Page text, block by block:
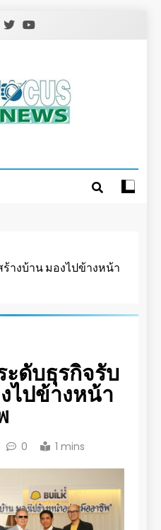
ร้างบ้าน มองไปข้างหน้า
ะดับธุรกิจรับ
ไปข้างหน้า
0 1 mins